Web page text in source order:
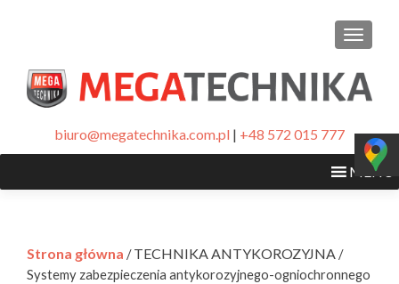
biuro@megatechnika.com.pl | +48 572 015 777
MENU
Strona główna /TECHNIKA ANTYKOROZYJNA/
Systemy zabezpieczenia antykorozyjnego-ogniochronnego